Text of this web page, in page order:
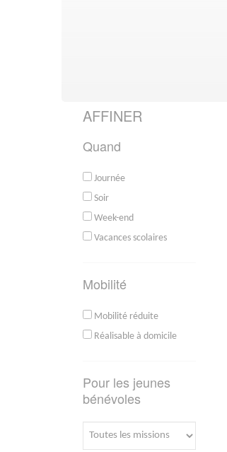
AFFINER
Quand
Journée
Soir
Week-end
Vacances scolaires
Mobilité
Mobilité réduite
Réalisable à domicile
Pour les jeunes
bénévoles